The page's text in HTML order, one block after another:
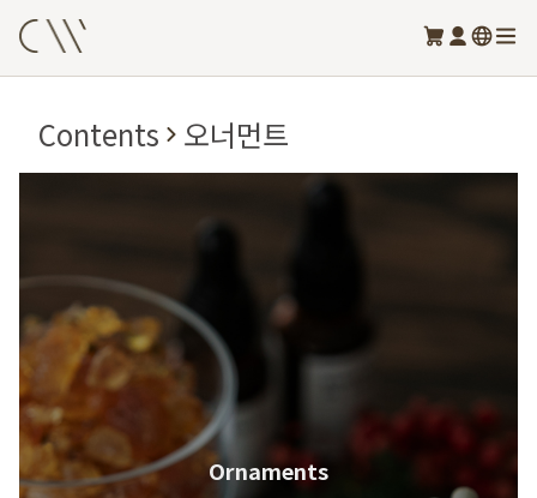
Contents 오너먼트
Ornaments